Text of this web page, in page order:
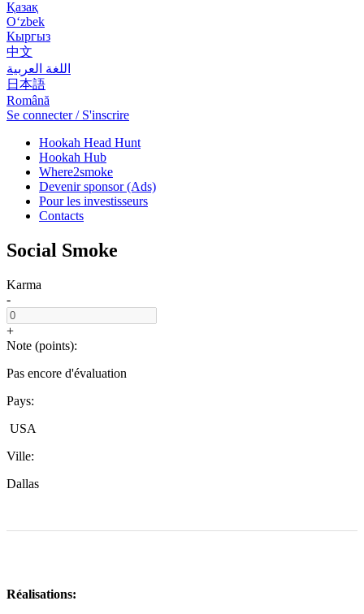
Қазақ
Оʻzbek
Кыргыз
中文
اللغة العربية
日本語
Română
Se connecter / S'inscrire
Hookah Head Hunt
Hookah Hub
Where2smoke
Devenir sponsor (Ads)
Pour les investisseurs
Contacts
Social Smoke
Karma
-
+
Note (points):
Pas encore d'évaluation
Pays:
USA
Ville:
Dallas
Réalisations: